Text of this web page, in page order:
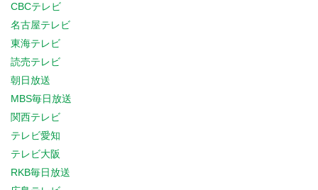
CBCテレビ
名古屋テレビ
東海テレビ
読売テレビ
朝日放送
MBS毎日放送
関西テレビ
テレビ愛知
テレビ大阪
RKB毎日放送